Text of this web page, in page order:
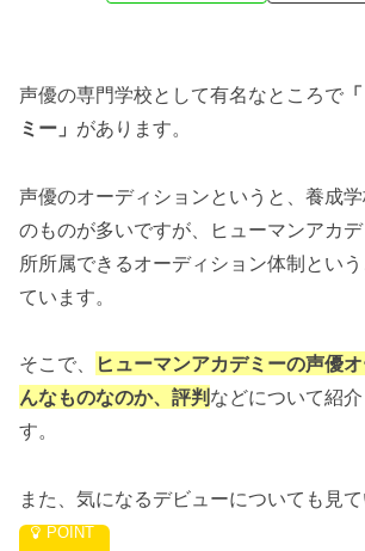
声優の専門学校として有名なところで
ミー」 があります。
声優のオーディションというと、養成
のものが多いですが、ヒューマンアカ
所所属できるオーディション体制とい
ています。
そこで、
ヒューマンアカデミーの声優
んなものなのか、評判 などについて紹
す。
また、気になるデビューについても見て